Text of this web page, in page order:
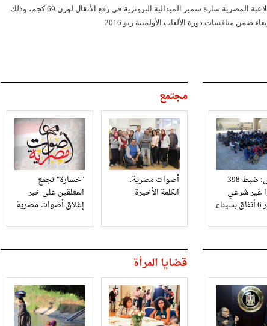
حققت اللاعبة المصرية سارة سمير الميدالية البرونزية في رفع الأثقال لوزن 69 كجم، وذلك
ضمن منافسات دورة الألعاب الأولمبية ريو 2016
الجيش: ضبط 398
غير شرعي
مجتمع
أصوات مصرية..
الكلمة الأخيرة
"خسارة" تجمع
المعلقين على خبر
إغلاق أصوات مصرية
قضايا المرأة